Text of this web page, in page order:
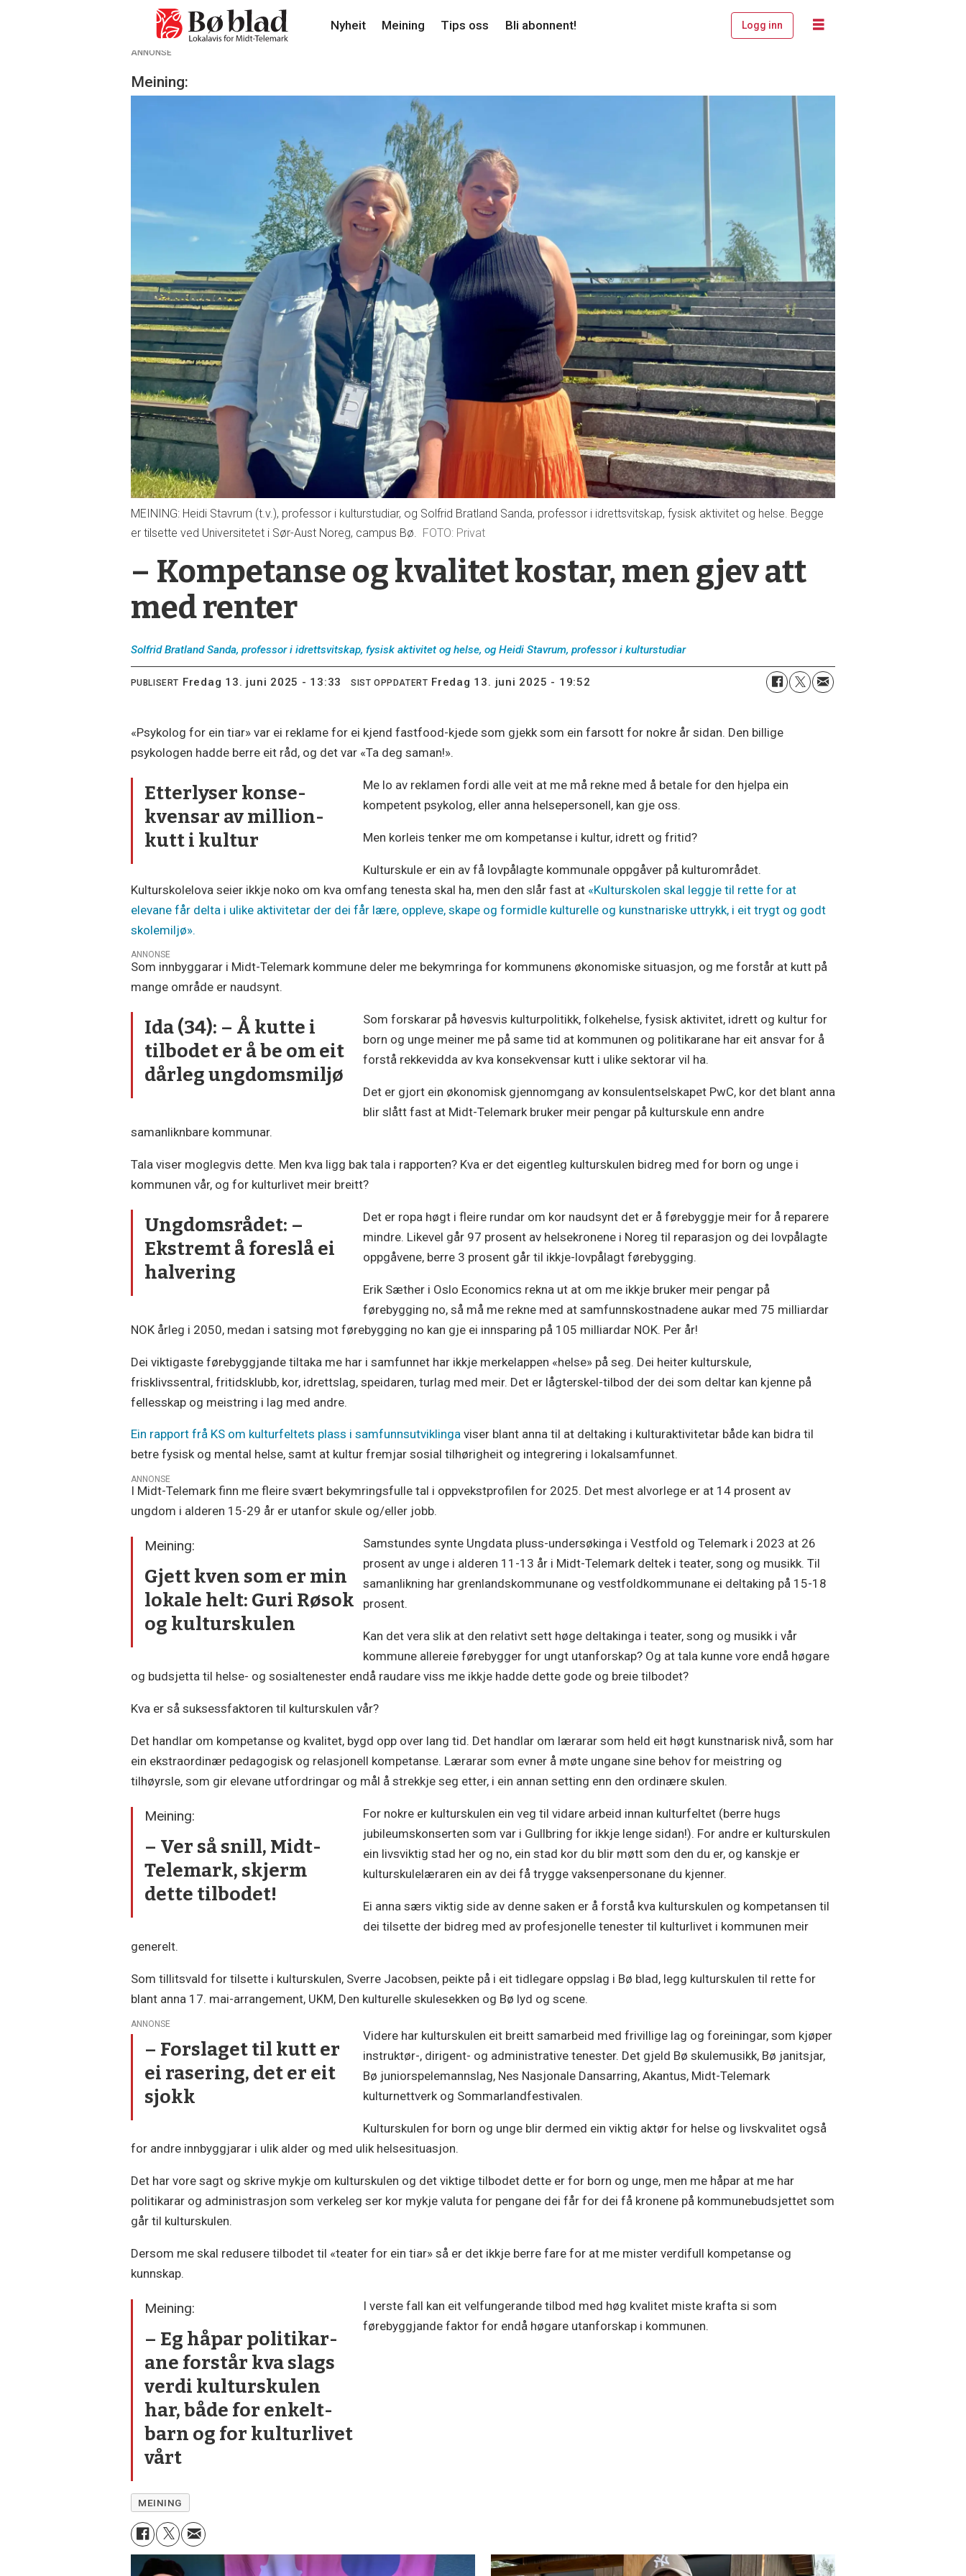
Nyheit Meining Tips oss Bli abonnent! Logg inn
ANNONSE
Meining:
MEINING: Heidi Stavrum (t.v.), professor i kulturstudiar, og Solfrid Bratland Sanda, professor i idrettsvitskap, fysisk aktivitet og helse. Begge
er tilsette ved Universitetet i Sør-Aust Noreg, campus Bø.
Privat
– Kompetanse og kvalitet kostar, men gjev att
med renter
Solfrid Bratland Sanda, professor i idrettsvitskap, fysisk aktivitet og helse, og Heidi Stavrum, professor i kulturstudiar
PUBLISERT fredag 13. juni 2025 - 13:33 SIST OPPDATERT fredag 13. juni 2025 - 19:52
«Psykolog for ein tiar» var ei reklame for ei kjend fastfood-kjede som gjekk som ein farsott for nokre år sidan. Den billige
psykologen hadde berre eit råd, og det var «Ta deg saman!».
Etter­lyser konse­­
kvens­ar av million­­
kutt i kultur
Me lo av reklamen fordi alle veit at me må rekne med å betale for den hjelpa ein
kompetent psykolog, eller anna helsepersonell, kan gje oss.
Men korleis tenker me om kompetanse i kultur, idrett og fritid?
Kulturskule er ein av få lovpålagte kommunale oppgåver på kulturområdet.
Kulturskolelova seier ikkje noko om kva omfang tenesta skal ha, men den slår fast at «Kulturskolen skal leggje til rette for at
elevane får delta i ulike aktivitetar der dei får lære, oppleve, skape og formidle kulturelle og kunstnariske uttrykk, i eit trygt og godt
skolemiljø».
ANNONSE
Som innbyggarar i Midt-Telemark kommune deler me bekymringa for kommunens økonomiske situasjon, og me forstår at kutt på
mange område er naudsynt.
Ida (34): – Å kutte i
tilbodet er å be om eit
dårleg ungdomsmiljø
Som forskarar på høvesvis kulturpolitikk, folkehelse, fysisk aktivitet, idrett og kultur for
born og unge meiner me på same tid at kommunen og politikarane har eit ansvar for å
forstå rekkevidda av kva konsekvensar kutt i ulike sektorar vil ha.
Det er gjort ein økonomisk gjennomgang av konsulentselskapet PwC, kor det blant anna
blir slått fast at Midt-Telemark bruker meir pengar på kulturskule enn andre
samanliknbare kommunar.
Tala viser moglegvis dette. Men kva ligg bak tala i rapporten? Kva er det eigentleg kulturskulen bidreg med for born og unge i
kommunen vår, og for kulturlivet meir breitt?
Ungdomsrådet: –
Ekstremt å foreslå ei
halvering
Det er ropa høgt i fleire rundar om kor naudsynt det er å førebyggje meir for å reparere
mindre. Likevel går 97 prosent av helsekronene i Noreg til reparasjon og dei lovpålagte
oppgåvene, berre 3 prosent går til ikkje-lovpålagt førebygging.
Erik Sæther i Oslo Economics rekna ut at om me ikkje bruker meir pengar på
førebygging no, så må me rekne med at samfunnskostnadene aukar med 75 milliardar
NOK årleg i 2050, medan i satsing mot førebygging no kan gje ei innsparing på 105 milliardar NOK. Per år!
Dei viktigaste førebyggjande tiltaka me har i samfunnet har ikkje merkelappen «helse» på seg. Dei heiter kulturskule,
frisklivssentral, fritidsklubb, kor, idrettslag, speidaren, turlag med meir. Det er lågterskel-tilbod der dei som deltar kan kjenne på
fellesskap og meistring i lag med andre.
Ein rapport frå KS om kulturfeltets plass i samfunnsutviklingaviser blant anna til at deltaking i kulturaktivitetar både kan bidra til
betre fysisk og mental helse, samt at kultur fremjar sosial tilhørigheit og integrering i lokalsamfunnet.
ANNONSE
I Midt-Telemark finn me fleire svært bekymringsfulle tal i oppvekstprofilen for 2025. Det mest alvorlege er at 14 prosent av
ungdom i alderen 15-29 år er utanfor skule og/eller jobb.
Meining:
Gjett kven som er min
lokale helt: Guri Røsok
og kulturskulen
Samstundes synte Ungdata pluss-undersøkinga i Vestfold og Telemark i 2023 at 26
prosent av unge i alderen 11-13 år i Midt-Telemark deltek i teater, song og musikk. Til
samanlikning har grenlandskommunane og vestfoldkommunane ei deltaking på 15-18
prosent.
Kan det vera slik at den relativt sett høge deltakinga i teater, song og musikk i vår
kommune allereie førebygger for ungt utanforskap? Og at tala kunne vore endå høgare
og budsjetta til helse- og sosialtenester endå raudare viss me ikkje hadde dette gode og breie tilbodet?
Kva er så suksessfaktoren til kulturskulen vår?
Det handlar om kompetanse og kvalitet, bygd opp over lang tid. Det handlar om lærarar som held eit høgt kunstnarisk nivå, som har
ein ekstraordinær pedagogisk og relasjonell kompetanse. Lærarar som evner å møte ungane sine behov for meistring og
tilhøyrsle, som gir elevane utfordringar og mål å strekkje seg etter, i ein annan setting enn den ordinære skulen.
Meining:
– Ver så snill, Midt-
Telemark, skjerm
dette tilbodet!
For nokre er kulturskulen ein veg til vidare arbeid innan kulturfeltet (berre hugs
jubileumskonserten som var i Gullbring for ikkje lenge sidan!). For andre er kulturskulen
ein livsviktig stad her og no, ein stad kor du blir møtt som den du er, og kanskje er
kulturskulelæraren ein av dei få trygge vaksenpersonane du kjenner.
Ei anna særs viktig side av denne saken er å forstå kva kulturskulen og kompetansen til
dei tilsette der bidreg med av profesjonelle tenester til kulturlivet i kommunen meir
generelt.
Som tillitsvald for tilsette i kulturskulen, Sverre Jacobsen, peikte på i eit tidlegare oppslag i Bø blad, legg kulturskulen til rette for
blant anna 17. mai-arrangement, UKM, Den kulturelle skulesekken og Bø lyd og scene.
ANNONSE
– Forslaget til kutt er
ei rasering, det er eit
sjokk
Videre har kulturskulen eit breitt samarbeid med frivillige lag og foreiningar, som kjøper
instruktør-, dirigent- og administrative tenester. Det gjeld Bø skulemusikk, Bø janitsjar,
Bø juniorspelemannslag, Nes Nasjonale Dansarring, Akantus, Midt-Telemark
kulturnettverk og Sommarlandfestivalen.
Kulturskulen for born og unge blir dermed ein viktig aktør for helse og livskvalitet også
for andre innbyggjarar i ulik alder og med ulik helsesituasjon.
Det har vore sagt og skrive mykje om kulturskulen og det viktige tilbodet dette er for born og unge, men me håpar at me har
politikarar og administrasjon som verkeleg ser kor mykje valuta for pengane dei får for dei få kronene på kommunebudsjettet som
går til kulturskulen.
Dersom me skal redusere tilbodet til «teater for ein tiar» så er det ikkje berre fare for at me mister verdifull kompetanse og
kunnskap.
Meining:
– Eg håpar politikar­
ane forstår kva slags
verdi kultur­skulen
har, både for enkelt­
barn og for kultur­livet
vårt
I verste fall kan eit velfungerande tilbod med høg kvalitet miste krafta si som
førebyggjande faktor for endå høgare utanforskap i kommunen.
MEINING